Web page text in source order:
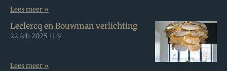
Lees meer »
Leclercq en Bouwman verlichting
22 feb 2025 11:31
Lees meer »